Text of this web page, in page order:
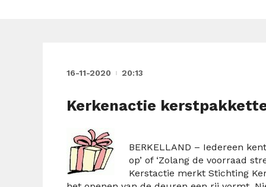
16-11-2020 20:13
Kerkenactie
BERKELLAND – Iedereen
op’ of ‘Zolang de voorraad
Kerstactie merkt Stichting